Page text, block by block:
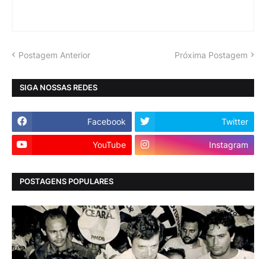
Postagem Anterior Próxima Postagem
SIGA NOSSAS REDES
Facebook Twitter
YouTube Instagram
POSTAGENS POPULARES